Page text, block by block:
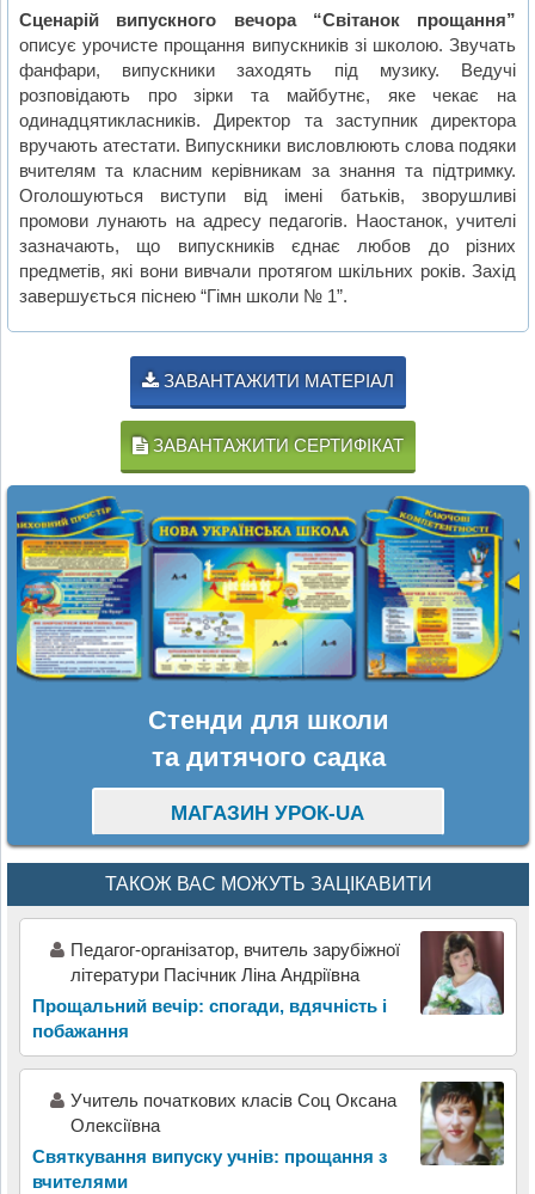
Сценарій випускного вечора “Світанок прощання”
описує урочисте прощання випускників зі школою. Звучать
фанфари, випускники заходять під музику. Ведучі
розповідають про зірки та майбутнє, яке чекає на
одинадцятикласників. Директор та заступник директора
вручають атестати. Випускники висловлюють слова подяки
вчителям та класним керівникам за знання та підтримку.
Оголошуються виступи від імені батьків, зворушливі
промови лунають на адресу педагогів. Наостанок, учителі
зазначають, що випускників єднає любов до різних
предметів, які вони вивчали протягом шкільних років. Захід
завершується піснею “Гімн школи № 1”.
ЗАВАНТАЖИТИ МАТЕРІАЛ
ЗАВАНТАЖИТИ СЕРТИФІКАТ
Стенди для школи
та дитячого садка
МАГАЗИН УРОК-UA
ТАКОЖ ВАС МОЖУТЬ ЗАЦІКАВИТИ
Педагог-організатор, вчитель зарубіжної
літератури Пасічник Ліна Андріївна
Прощальний вечір: спогади, вдячність і
побажання
Учитель початкових класів Соц Оксана
Олексіївна
Святкування випуску учнів: прощання з
вчителями